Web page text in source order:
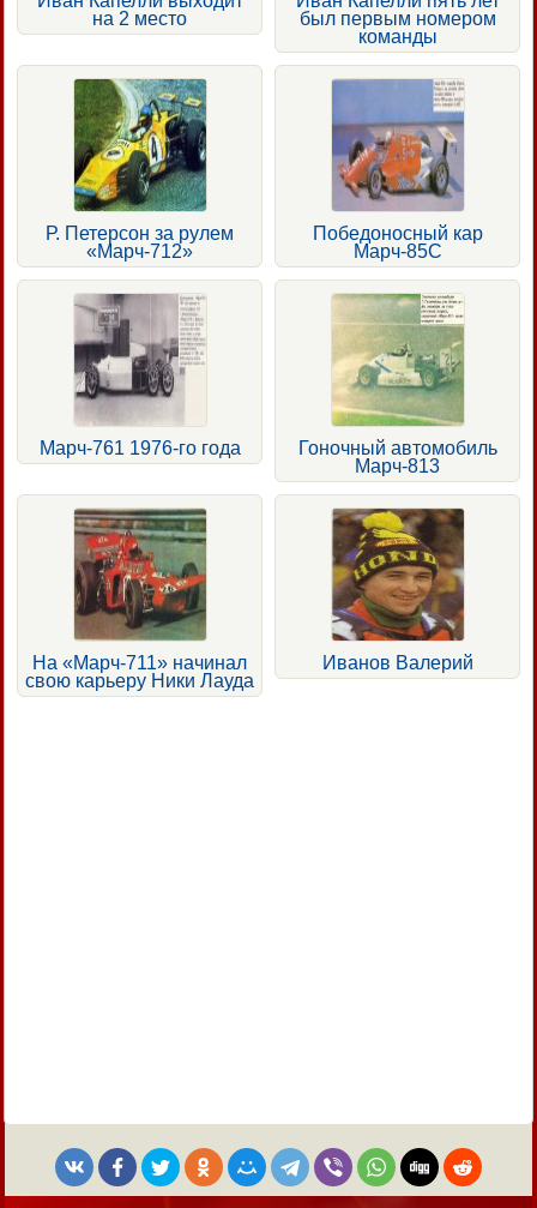
на 2 место
был первым номером
команды
Р. Петерсон за рулем
«Марч-712»
Победоносный кар
Марч-85С
Марч-761 1976-го года
Гоночный автомобиль
Марч-813
На «Марч-711» начинал
свою карьеру Ники Лауда
Иванов Валерий